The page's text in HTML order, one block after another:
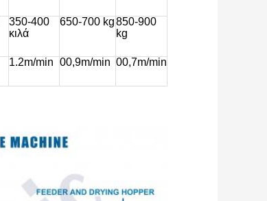
350-400
κιλά
650-700 kg850-900
kg
1.2m/min 00,9m/min 00,7m/min